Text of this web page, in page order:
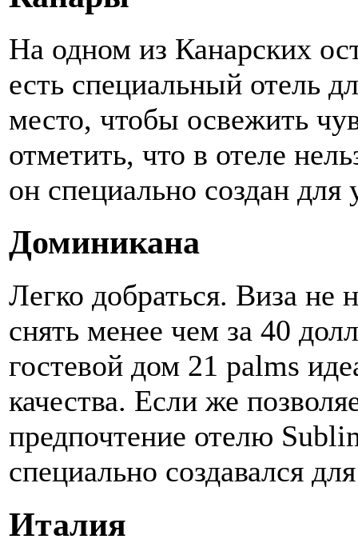
На одном из Канарских
есть специальный отель
место, чтобы освежить
отметить, что в отеле
он специально создан
Доминикана
Легко добраться. Виза
снять менее чем за 40
гостевой дом 21 palms
качества. Если же
предпочтение отелю
специально создавался
Италия